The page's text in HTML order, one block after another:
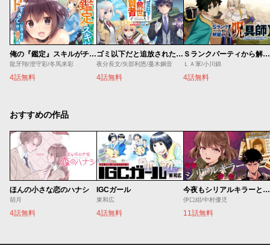
俺の『鑑定』スキルがチートすぎて
龍牙翔/澄守彩/冬馬来彩
4話無料
ゴミ以下だと追放された使用人、実は前世賢者です ～史上最強の賢者、世界最高峰の学園に通う～
夜分長文/矢部利恩/蔓木鋼音
4話無料
Ｓランクパーティから解雇された【呪具師】～『呪いのアイテム』しか作れませんが、その性能はアーティファクト級なり……！～
ＬＡ軍/小川錦
4話無料
おすすめの作品
ほんの小さな恋のハナシ
胡月
4話無料
IGCガール
東和広
4話無料
今夜もシリアルキラーと待ち合わせ
伊口紺/中村優児
11話無料